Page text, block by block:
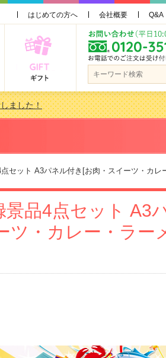
はじめての方へ 会社概要 Q&A
ました！
編］もらってうれしい人気ラ…
更新しました！
編］もらってうれしい人気ラ…
ット A3パネル付き[お肉・スイーツ・カレ
品4点セット A3
ツ・カレー・ラー